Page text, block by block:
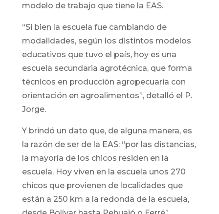
modelo de trabajo que tiene la EAS.
“Si bien la escuela fue cambiando de
modalidades, según los distintos modelos
educativos que tuvo el país, hoy es una
escuela secundaria agrotécnica, que forma
técnicos en producción agropecuaria con
orientación en agroalimentos”, detalló el P.
Jorge.
Y brindó un dato que, de alguna manera, es
la razón de ser de la EAS: “por las distancias,
la mayoría de los chicos residen en la
escuela. Hoy viven en la escuela unos 270
chicos que provienen de localidades que
están a 250 km a la redonda de la escuela,